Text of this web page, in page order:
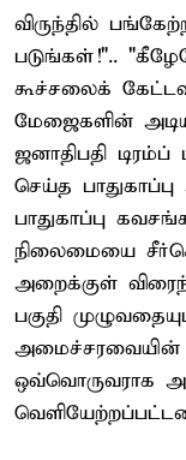
விருந்தில்
படுங்கள்!"..
கூச்சலைக்
மேஜைகளின்
ஜனாதிபதி
செய்த
பாதுகாப்பு
நிலைமையை
அறைக்குள்
பகுதி
அமைச்சரவையின்
ஒவ்வொருவராக